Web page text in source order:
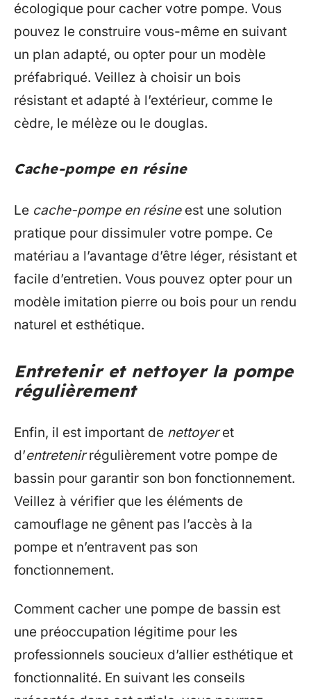
écologique pour cacher votre pompe. Vous
pouvez le construire vous-même en suivant
un plan adapté, ou opter pour un modèle
préfabriqué. Veillez à choisir un bois
résistant et adapté à l’extérieur, comme le
cèdre, le mélèze ou le douglas.
Cache-pompe en résine
Le cache-pompe en résineest une solution
pratique pour dissimuler votre pompe. Ce
matériau a l’avantage d’être léger, résistant et
facile d’entretien. Vous pouvez opter pour un
modèle imitation pierre ou bois pour un rendu
naturel et esthétique.
Entretenir et nettoyer la pompe
régulièrement
Enfin, il est important de nettoyeret
d’entretenirrégulièrement votre pompe de
bassin pour garantir son bon fonctionnement.
Veillez à vérifier que les éléments de
camouflage ne gênent pas l’accès à la
pompe et n’entravent pas son
fonctionnement.
Comment cacher une pompe de bassin est
une préoccupation légitime pour les
professionnels soucieux d’allier esthétique et
fonctionnalité. En suivant les conseils